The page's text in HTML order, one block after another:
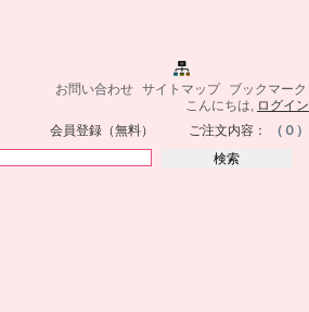
お問い合わせ サイトマップ
ブックマーク
こんにちは,
ログイン
ご注文内容： （０）
会員登録（無料）